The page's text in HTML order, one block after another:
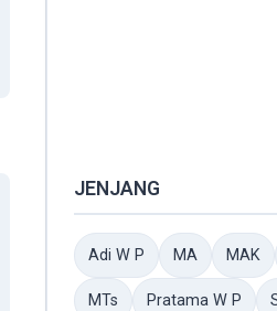
JENJANG
Adi W P MA MAK
MTs Pratama W P